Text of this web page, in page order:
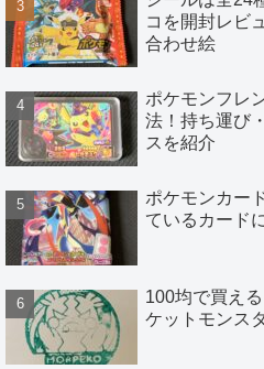
コを開封レビ
合わせ絵
ポケモンフレ
法！持ち運び
スを紹介
ポケモンカー
ているカード
100均で買え
ケットモンス